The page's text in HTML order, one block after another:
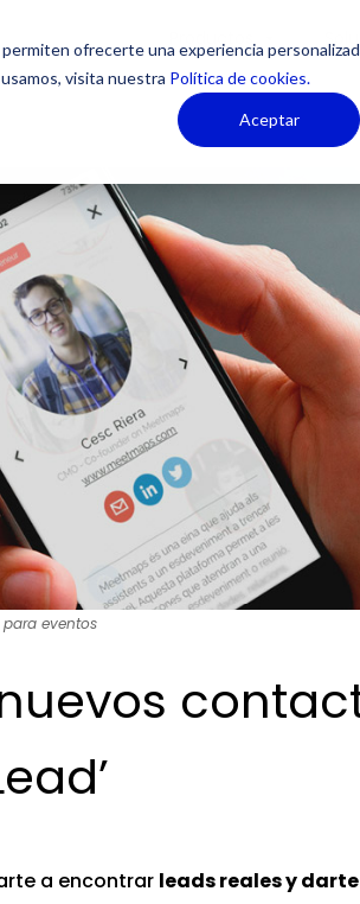
ofrecerte una experiencia
visita nuestra Política de cookies.
Aceptar
Productos
eventos
a encontrar leads reales y